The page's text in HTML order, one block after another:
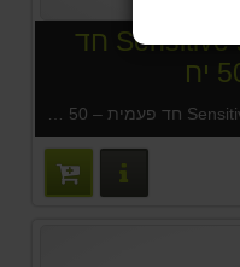
מסכה כירורגית Sensitive skin חד
פרטים